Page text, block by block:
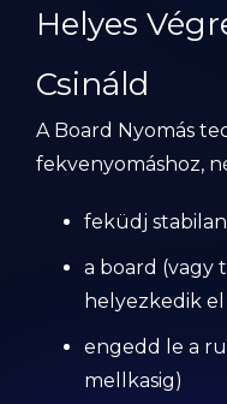
Helyes
Csináld
A Board Nyomás
fekvenyomáshoz,
feküdj
a board (vagy
helyezkedik el
engedd le a
mellkasig)